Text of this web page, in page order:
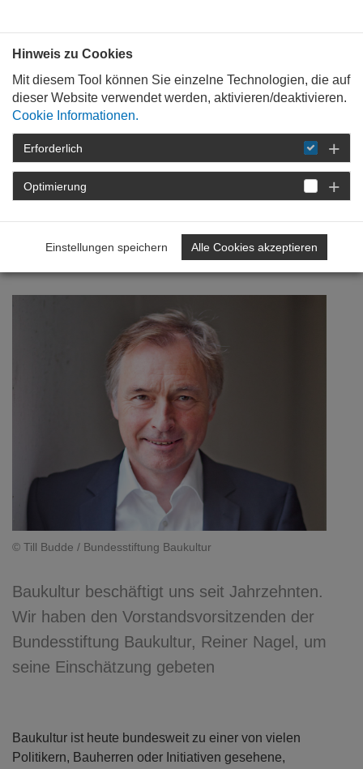
STARTSEITE DETAIL
Baukultur ist universell
wirksam
© Till Budde / Bundesstiftung Baukultur
Baukultur beschäftigt uns seit Jahrzehnten.
Wir haben den Vorstandsvorsitzenden der
Bundesstiftung Baukultur, Reiner Nagel, um
seine Einschätzung gebeten
Baukultur ist heute bundesweit zu einer von vielen
Politikern, Bauherren oder Initiativen gesehene,
Hinweis zu Cookies
Mit diesem Tool können Sie einzelne Technologien, die auf
dieser Website verwendet werden, aktivieren/deaktivieren.
Cookie Informationen.
Erforderlich
Optimierung
Einstellungen speichern Alle Cookies akzeptieren